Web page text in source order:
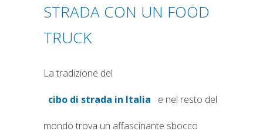
STRADA CON UN FOOD
TRUCK
La tradizione del
cibo di strada in Italia
(si apre in una nuova scheda)
e nel resto del
mondo trova un affascinante sbocco